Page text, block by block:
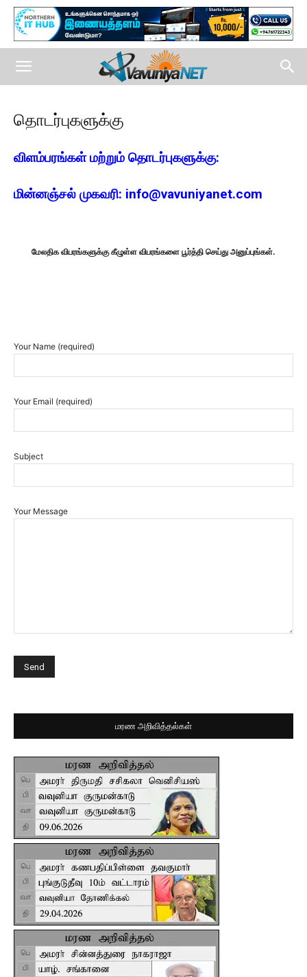
தொடர்புகளுக்கு
விளம்பரங்கள் மற்றும் தொடர்புகளுக்கு:
மின்னஞ்சல் முகவரி: info@vavuniyanet.com
மேலதிக விபரங்களுக்கு கீழுள்ள விபரங்களை பூர்த்தி செய்து அனுப்புங்கள்.
Your Name (required)
Your Email (required)
Subject
Your Message
மரண அறிவித்தல்கள்